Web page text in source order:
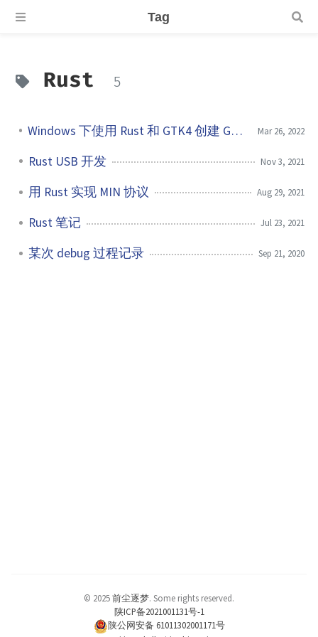
Tag
Rust 5
Windows 下使用 Rust 和 GTK4 创建 GUI 程序 Mar 26, 2022
Rust USB 开发 Nov 3, 2021
用 Rust 实现 MIN 协议 Aug 29, 2021
Rust 笔记 Jul 23, 2021
某次 debug 过程记录 Sep 21, 2020
© 2025前尘逐梦. Some rights reserved.
陕ICP备2021001131号-1
陕公网安备 61011302001171号